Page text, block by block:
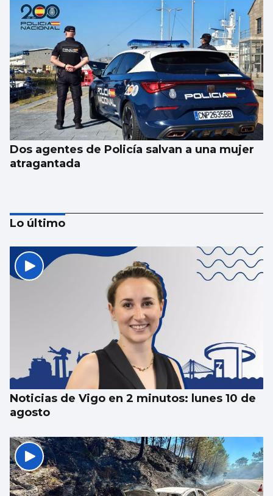
Dos agentes de Policía salvan a una mujer
atragantada
Castrelos cierra su verano de ópera con un
bíblico “Nabucco”
Lo último
Noticias de Vigo en 2 minutos: lunes 10 de
agosto